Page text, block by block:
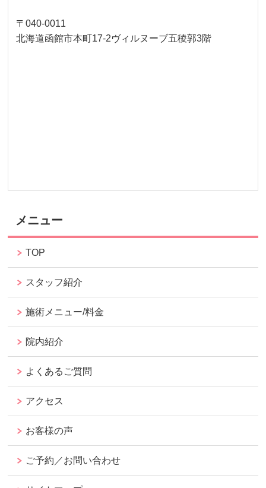
〒040-0011
北海道函館市本町17-2ヴィルヌーブ五稜郭3階
メニュー
TOP
スタッフ紹介
施術メニュー/料金
院内紹介
よくあるご質問
アクセス
お客様の声
ご予約／お問い合わせ